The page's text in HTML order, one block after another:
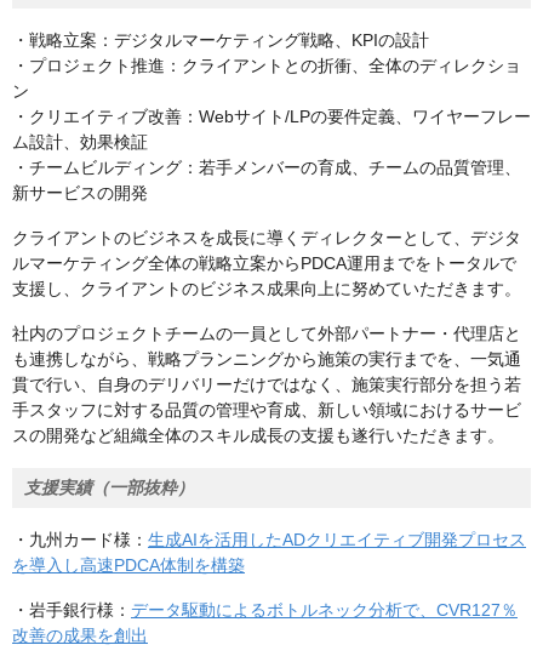
・戦略立案：デジタルマーケティング戦略、KPIの設計
・プロジェクト推進：クライアントとの折衝、全体のディレクショ
ン
・クリエイティブ改善：Webサイト/LPの要件定義、ワイヤーフレー
ム設計、効果検証
・チームビルディング：若手メンバーの育成、チームの品質管理、
新サービスの開発
クライアントのビジネスを成長に導くディレクターとして、デジタ
ルマーケティング全体の戦略立案からPDCA運用までをトータルで
支援し、クライアントのビジネス成果向上に努めていただきます。
社内のプロジェクトチームの一員として外部パートナー・代理店と
も連携しながら、戦略プランニングから施策の実行までを、一気通
貫で行い、自身のデリバリーだけではなく、施策実行部分を担う若
手スタッフに対する品質の管理や育成、新しい領域におけるサービ
スの開発など組織全体のスキル成長の支援も遂行いただきます。
支援実績（一部抜粋）
・九州カード様： 生成AIを活用したADクリエイティブ開発プロセス
を導入し高速PDCA体制を構築
・岩手銀行様： データ駆動によるボトルネック分析で、CVR127％
改善の成果を創出